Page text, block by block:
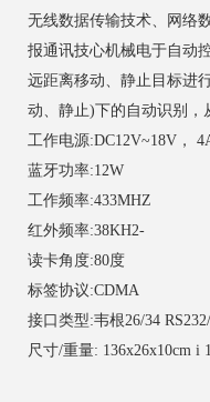
无线数据传输技术、网络
报通讯技心机械电于自动
远距离移动、静止目标进
动、静止)下的自动识别，
工作电源:DC12V~18V，
蓝牙功率:12W
工作频率:433MHZ
红外频率:38KH2-
读卡角度:80度
标签协议:CDMA
接口类型:韦根26/34
尺寸/重量: 136x26x10cm i